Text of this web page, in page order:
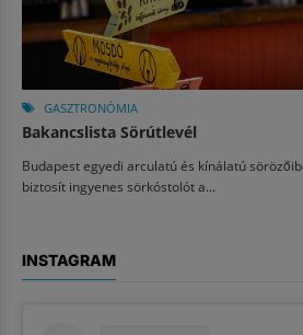
GASZTRONÓMIA
Bakancslista Sörútlevél
Budapest egyedi arculatú és kínálatú
biztosít ingyenes sörkóstolót a...
INSTAGRAM